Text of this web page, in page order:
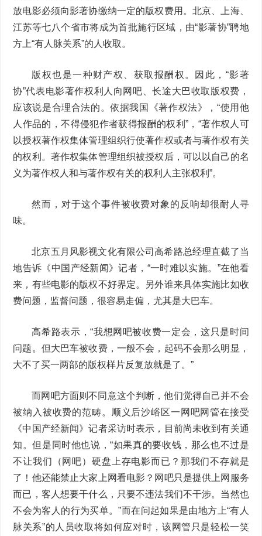
放电影必须向影著协缴纳一定的版权费用。北京、上海、
江苏等七八个省市将成为首批施行区域，由“影著协”聘地
方上“有人脉关系”的人收取。
版权也是一种财产权、获取报酬权。因此，“影著
协”代表电影著作权利人向网吧、长途大巴收取版权费，
应该说是合理合法的。依据我国《著作权法》，“使用他
人作品的，不得侵犯作者获得报酬的权利”，“著作权人可
以授权著作权集体管理组织行使著作权或者与著作权有关
的权利。著作权集体管理组织被授权后，可以以自己的名
义为著作权人和与著作权有关的权利人主张权利”。
然而，对于这个事件被收费对象的反响却很耐人寻
味。
北京五月风影视文化有限公司高希路总经理直截了当
地告诉《中国产经新闻》记者，“一时难以实施。”在他看
来，有些电影的版权不好界定。另外谁来具体实施比如收
费问题，监督问题，很容易走偏，尤其是大巴车。
高希路表示，“我想网吧被收费一定会，这只是时间
问题。但大巴车被收费，一般不会，起码不会那么明显，
大不了买一两部的版权样片反复放就是了。”
而网吧方面则不同意这个判断，他们觉得自己并不会
被纳入被收费的范畴。顺义后沙峪区一网吧网管在接受
《中国产经新闻》记者采访时表示，目前尚未收到有关通
知。但是同时他也说，“如果真的要收钱，那么也不过是
不让我们（网吧）硬盘上存电影而已？那我们不存就是
了！他还能禁止大家上网看电影？网吧只是提供上网服务
而已，客人想要干什么，只要不违法我们不干涉。当然也
不会为客人的行为买单。”而在问起如果是由地方上“有人
脉关系”的人员收取将如何应对时，该网管只是轻松一笑